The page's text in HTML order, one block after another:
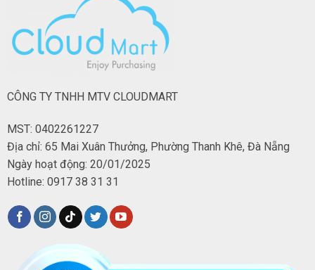
CÔNG TY TNHH MTV CLOUDMART
MST: 0402261227
Địa chỉ: 65 Mai Xuân Thưởng, Phường Thanh Khê, Đà Nẵng
Ngày hoạt động: 20/01/2025
Hotline: 0917 38 31 31